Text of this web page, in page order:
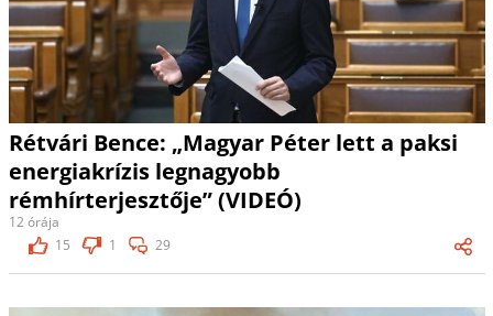
Rétvári Bence: „Magyar Péter lett a paksi
energiakrízis legnagyobb
rémhírterjesztője” (VIDEÓ)
12 órája
15
1 29